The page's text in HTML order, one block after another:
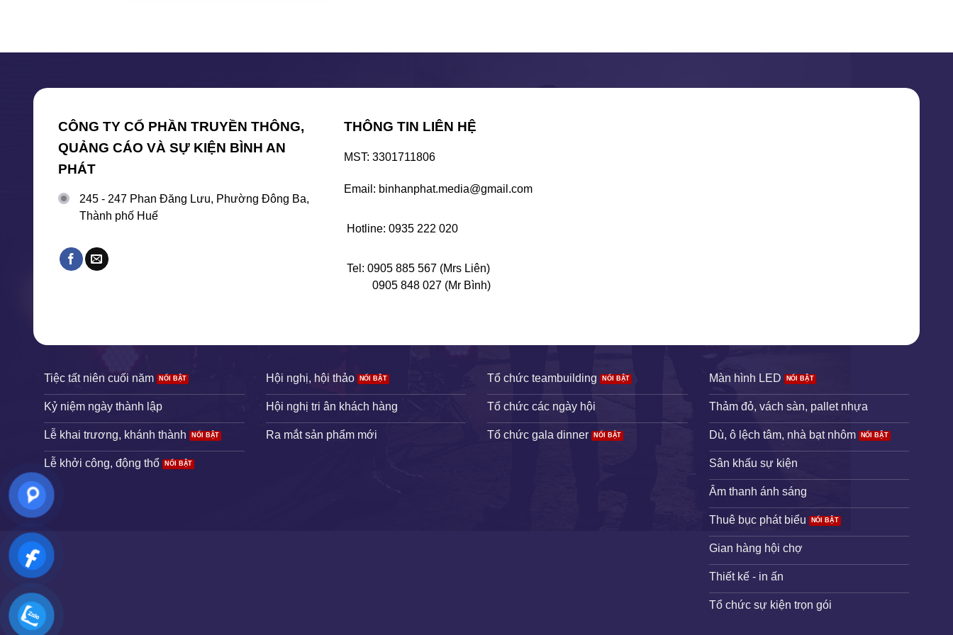
CÔNG TY CỔ PHẦN TRUYỀN THÔNG,
QUẢNG CÁO VÀ SỰ KIỆN BÌNH AN
PHÁT
245 - 247 Phan Đăng Lưu, Phường Đông Ba,
Thành phố Huế
THÔNG TIN LIÊN HỆ
MST: 3301711806
Email: binhanphat.media@gmail.com
Hotline: 0935 222 020
Tel: 0905 885 567 (Mrs Liên)
0905 848 027 (Mr Bình)
Tiệc tất niên cuối năm
Kỷ niệm ngày thành lập
Lễ khai trương, khánh thành
Lễ khởi công, động thổ
Hội nghị, hội thảo
Hội nghị tri ân khách hàng
Ra mắt sản phẩm mới
Tổ chức teambuilding
Tổ chức các ngày hội
Tổ chức gala dinner
Màn hình LED
Thảm đỏ, vách sàn, pallet nhựa
Dù, ô lệch tâm, nhà bạt nhôm
Sân khấu sự kiện
Âm thanh ánh sáng
Thuê bục phát biểu
Gian hàng hội chợ
Thiết kế - in ấn
Tổ chức sự kiện trọn gói